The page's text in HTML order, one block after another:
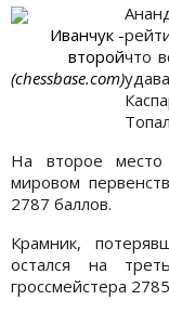
Иванчук -
второй
(chessbase.com)
что
На второе место
мировом
2787 баллов.
Крамник,
остался на
гроссмейстера